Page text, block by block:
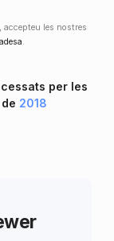
les nostres
.
per les
2018